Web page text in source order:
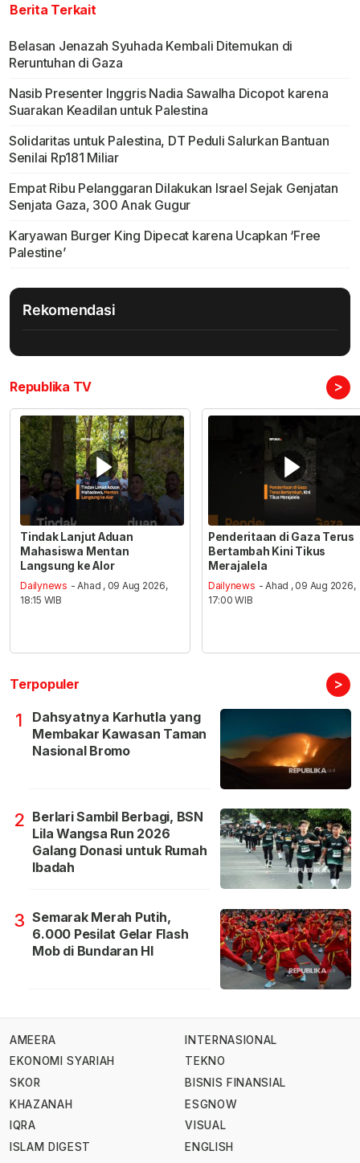
Berita Terkait
Belasan Jenazah Syuhada Kembali Ditemukan di
Reruntuhan di Gaza
Nasib Presenter Inggris Nadia Sawalha Dicopot karena
Suarakan Keadilan untuk Palestina
Solidaritas untuk Palestina, DT Peduli Salurkan Bantuan
Senilai Rp181 Miliar
Empat Ribu Pelanggaran Dilakukan Israel Sejak Genjatan
Senjata Gaza, 300 Anak Gugur
Karyawan Burger King Dipecat karena Ucapkan ‘Free
Palestine’
Rekomendasi
Republika TV >
Tindak Lanjut Aduan
Mahasiswa Mentan
Langsung ke Alor
Dailynews - Ahad , 09 Aug 2026,
18:15 WIB
Penderitaan di Gaza Terus
Bertambah Kini Tikus
Merajalela
Dailynews - Ahad , 09 Aug 2026,
17:00 WIB
Terpopuler >
1
Dahsyatnya Karhutla yang
Membakar Kawasan Taman
Nasional Bromo
2 Berlari Sambil Berbagi, BSN
Lila Wangsa Run 2026
Galang Donasi untuk Rumah
Ibadah
3 Semarak Merah Putih,
6.000 Pesilat Gelar Flash
Mob di Bundaran HI
AMEERA
EKONOMI SYARIAH
SKOR
KHAZANAH
IQRA
ISLAM DIGEST
INTERNASIONAL
TEKNO
BISNIS FINANSIAL
ESGNOW
VISUAL
ENGLISH